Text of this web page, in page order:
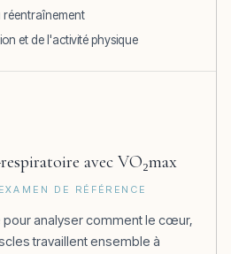
réentraînement
et de l'activité physique
avec VO₂max
DE RÉFÉRENCE
analyser comment le cœur,
travaillent ensemble à